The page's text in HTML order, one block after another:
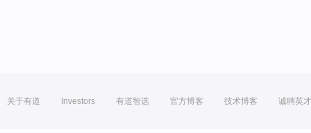
关于有道 Investors 有道智选 官方博客 技术博客 诚聘英才